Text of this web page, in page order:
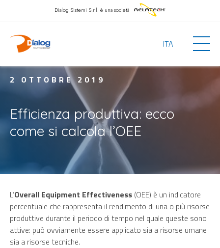
Dialog Sistemi S.r.l. è una società
ITA
2 OTTOBRE 2019
Efficienza produttiva: ecco
come si calcola l’OEE
L’Overall Equipment Effectiveness (OEE) è un indicatore
percentuale che rappresenta il rendimento di una o più risorse
produttive durante il periodo di tempo nel quale queste sono
attive: può ovviamente essere applicato sia a risorse umane
sia a risorse tecniche.